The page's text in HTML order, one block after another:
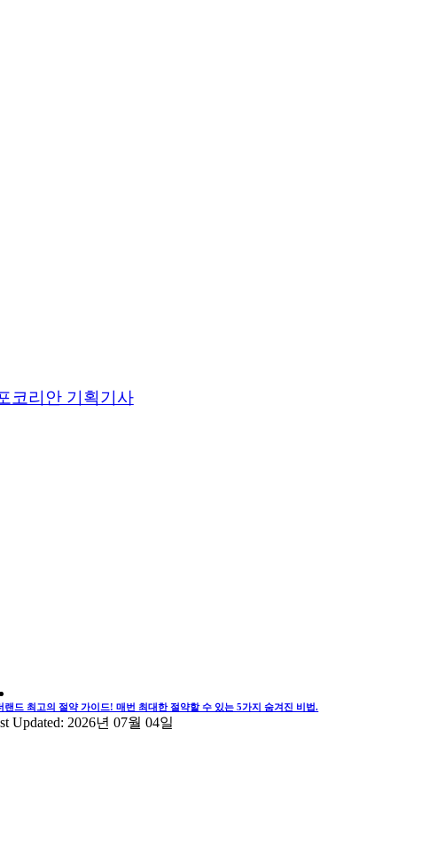
코리안 기획기사
랜드 최고의 절약 가이드! 매번 최대한 절약할 수 있는 5가지 숨겨진 비법.
Updated: 2026년 07월 04일